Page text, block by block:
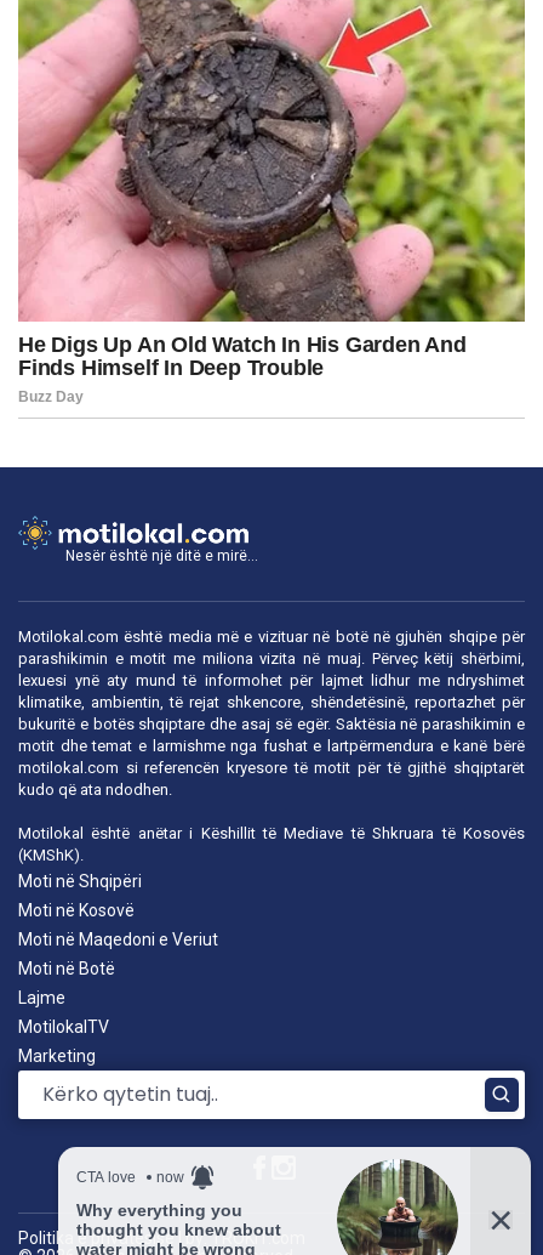
Nesër është një ditë e mirë...
Motilokal.com është media më e vizituar në botë në gjuhën shqipe për
parashikimin e motit me miliona vizita në muaj. Përveç këtij shërbimi,
lexuesi ynë aty mund të informohet për lajmet lidhur me ndryshimet
klimatike, ambientin, të rejat shkencore, shëndetësinë, reportazhet për
bukuritë e botës shqiptare dhe asaj së egër. Saktësia në parashikimin e
motit dhe temat e larmishme nga fushat e lartpërmendura e kanë bërë
motilokal.com si referencën kryesore të motit për të gjithë shqiptarët
kudo që ata ndodhen.
Motilokal është anëtar i Këshillit të Mediave të Shkruara të Kosovës
(KMShK).
Moti në Shqipëri
Moti në Kosovë
Moti në Maqedoni e Veriut
Moti në Botë
Lajme
MotilokalTV
Marketing
Politika e privatësisë| by: TROKIT.com